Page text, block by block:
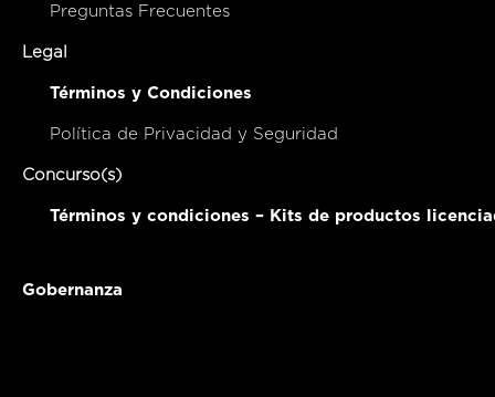
Preguntas Frecuentes
Legal
Términos y Condiciones
Política de Privacidad y Seguridad
Concurso(s)
Términos y condiciones – Kits de productos
Gobernanza